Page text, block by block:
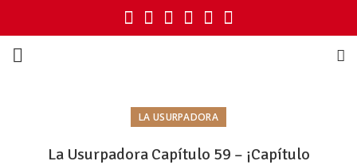
LA USURPADORA
La Usurpadora Capítulo 59 – ¡Capítulo